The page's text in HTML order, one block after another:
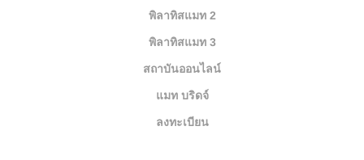
พิลาทิสแมท 2
พิลาทิสแมท 3
สถาบันออนไลน์
แมท บริดจ์
ลงทะเบียน